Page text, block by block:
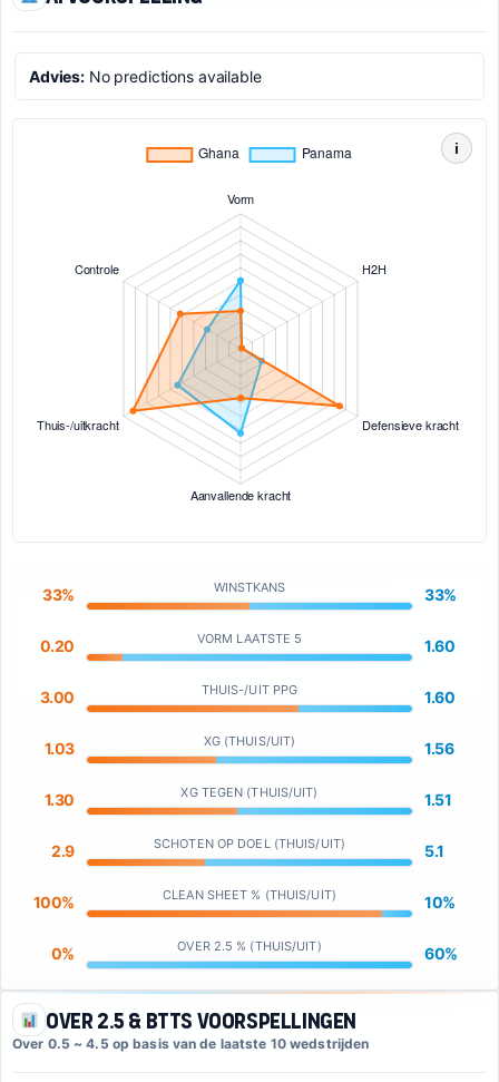
Advies: No predictions available
i
33% WINSTKANS 33%
0.20 VORM LAATSTE 5 1.60
3.00 THUIS-/UIT PPG 1.60
1.03 XG (THUIS/UIT) 1.56
1.30 XG TEGEN (THUIS/UIT) 1.51
2.9 SCHOTEN OP DOEL (THUIS/UIT) 5.1
100% CLEAN SHEET % (THUIS/UIT) 10%
0% OVER 2.5 % (THUIS/UIT) 60%
Over 2.5 & BTTS Voorspellingen
Over 0.5 ~ 4.5 op basis van de laatste 10 wedstrijden